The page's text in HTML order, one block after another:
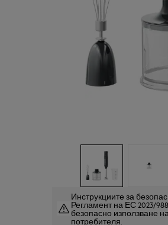
Инструкциите за
Регламент на ЕС 2023/
безопасно използване
потребителя.